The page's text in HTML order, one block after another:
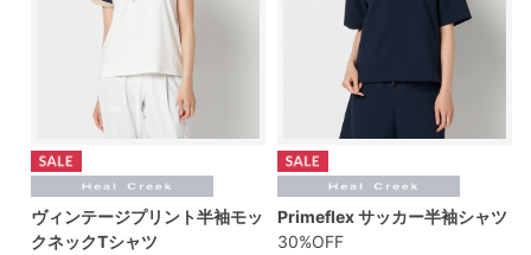
ヴィンテージプリント半袖モッ
クネックTシャツ
Primeflex サッカー半袖シャツ
30%OFF